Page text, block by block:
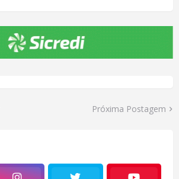
Próxima Postagem